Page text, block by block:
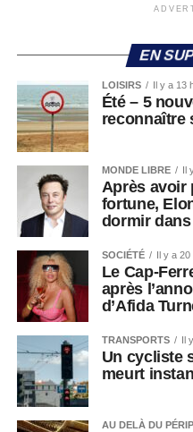
EN
LOISIRS Il y a 13
Été – 5
reconnaître
MONDE LIBRE Il
Après avoir
fortune,
dormir dans
SOCIÉTÉ Il y a 20
Le Cap-
après
d’Afida
TRANSPORTS Il
Un cycliste
meurt
AU DELÀ DU